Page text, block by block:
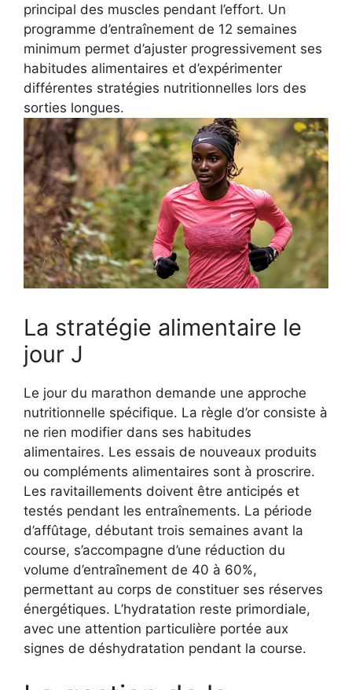
principal des muscles pendant l’effort. Un
programme d’entraînement de 12 semaines
minimum permet d’ajuster progressivement ses
habitudes alimentaires et d’expérimenter
différentes stratégies nutritionnelles lors des
sorties longues.
La stratégie alimentaire le
jour J
Le jour du marathon demande une approche
nutritionnelle spécifique. La règle d’or consiste à
ne rien modifier dans ses habitudes
alimentaires. Les essais de nouveaux produits
ou compléments alimentaires sont à proscrire.
Les ravitaillements doivent être anticipés et
testés pendant les entraînements. La période
d’affûtage, débutant trois semaines avant la
course, s’accompagne d’une réduction du
volume d’entraînement de 40 à 60%,
permettant au corps de constituer ses réserves
énergétiques. L’hydratation reste primordiale,
avec une attention particulière portée aux
signes de déshydratation pendant la course.